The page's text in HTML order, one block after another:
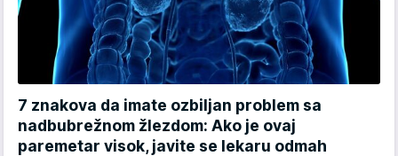
7 znakova da imate ozbiljan problem sa
nadbubrežnom žlezdom: Ako je ovaj
paremetar visok, javite se lekaru odmah